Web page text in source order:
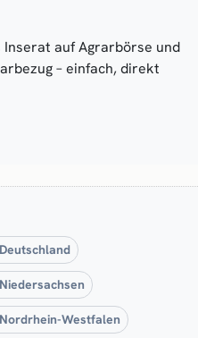
auf Agrarbörse und
– einfach, direkt
Deutschland
Niedersachsen
Nordrhein-Westfalen